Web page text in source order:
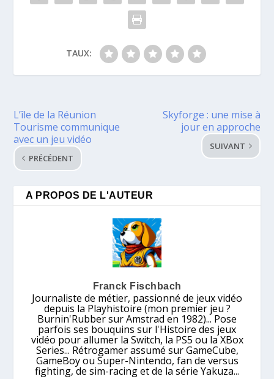
TAUX:
L’île de la Réunion
Tourisme communique
avec un jeu vidéo
PRÉCÉDENT
Skyforge : une mise à
jour en approche
SUIVANT
A PROPOS DE L'AUTEUR
Franck Fischbach
Journaliste de métier, passionné de jeux vidéo
depuis la Playhistoire (mon premier jeu ?
Burnin'Rubber sur Amstrad en 1982)... Pose
parfois ses bouquins sur l'Histoire des jeux
vidéo pour allumer la Switch, la PS5 ou la XBox
Series... Rétrogamer assumé sur GameCube,
GameBoy ou Super-Nintendo, fan de versus
fighting, de sim-racing et de la série Yakuza...